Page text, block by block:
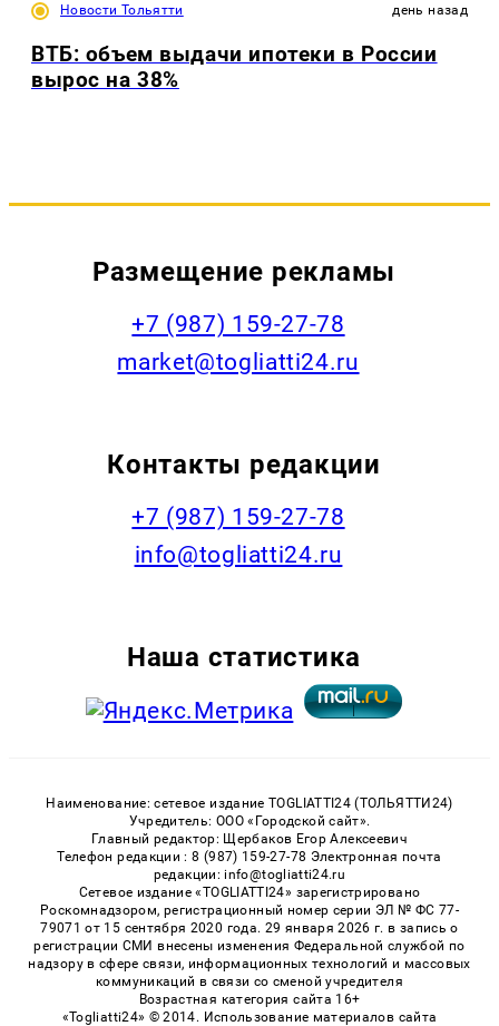
Новости Тольятти день назад
ВТБ: объем выдачи ипотеки в России
вырос на 38%
Размещение рекламы
+7 (987) 159-27-78
market@togliatti24.ru
Контакты редакции
+7 (987) 159-27-78
info@togliatti24.ru
Наша статистика
Наименование: сетевое издание TOGLIATTI24 (ТОЛЬЯТТИ24)
Учредитель: ООО «Городской сайт».
Главный редактор: Щербаков Егор Алексеевич
Телефон редакции : 8 (987) 159-27-78 Электронная почта
редакции: info@togliatti24.ru
Сетевое издание «TOGLIATTI24» зарегистрировано
Роскомнадзором, регистрационный номер серии ЭЛ № ФС 77-
79071 от 15 сентября 2020 года. 29 января 2026 г. в запись о
регистрации СМИ внесены изменения Федеральной службой по
надзору в сфере связи, информационных технологий и массовых
коммуникаций в связи со сменой учредителя
Возрастная категория сайта 16+
«Togliatti24» © 2014. Использование материалов сайта